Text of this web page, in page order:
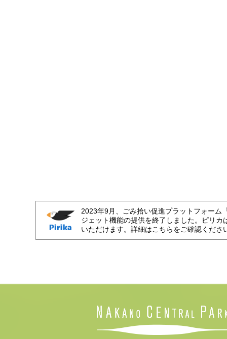
2023年9月、ごみ拾い促進プラットフォーム
ジェット機能の提供を終了しました。ピリカ
いただけます。詳細はこちらをご確認くださ